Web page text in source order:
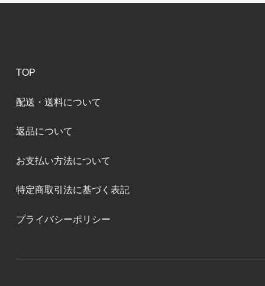
TOP
配送・送料について
返品について
お支払い方法について
特定商取引法に基づく表記
プライバシーポリシー